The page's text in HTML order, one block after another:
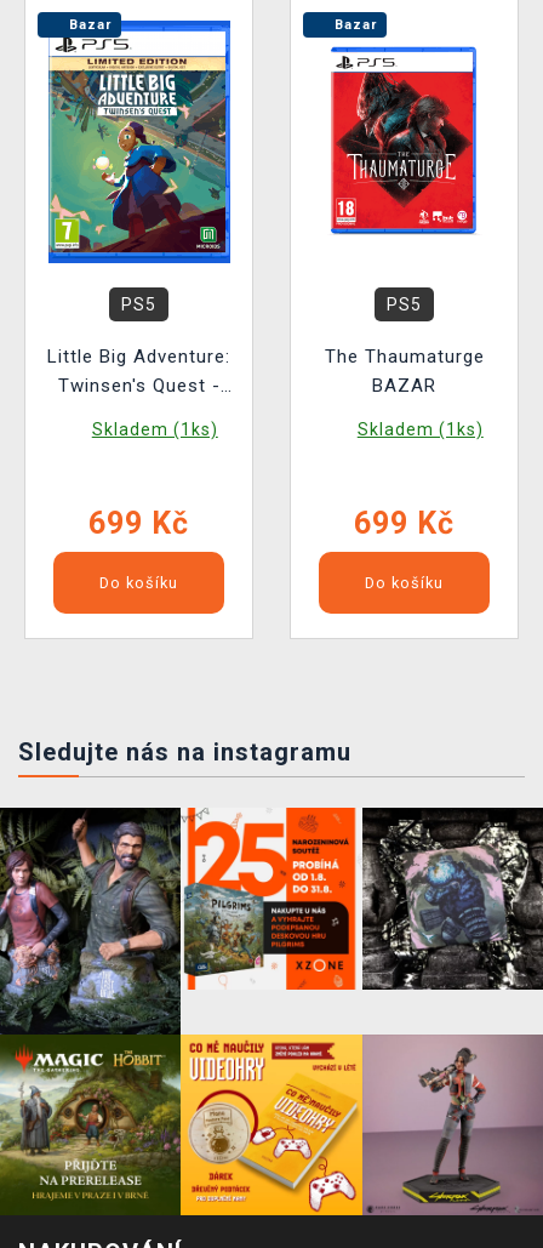
Bazar
PS5
Little Big Adventure:
Twinsen's Quest -
BAZAR
Skladem (1ks)
699 Kč
Do košíku
Bazar
PS5
The Thaumaturge
BAZAR
Skladem (1ks)
699 Kč
Do košíku
Sledujte nás na instagramu